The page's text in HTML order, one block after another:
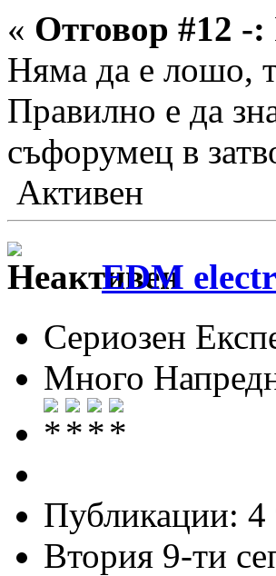
« Отговор #12 -:
Няма да е лошо,
Правилно е да
съфорумец в
Активен
EDM
Сериозен
Много
Публикации: 4
Втория 9-ти